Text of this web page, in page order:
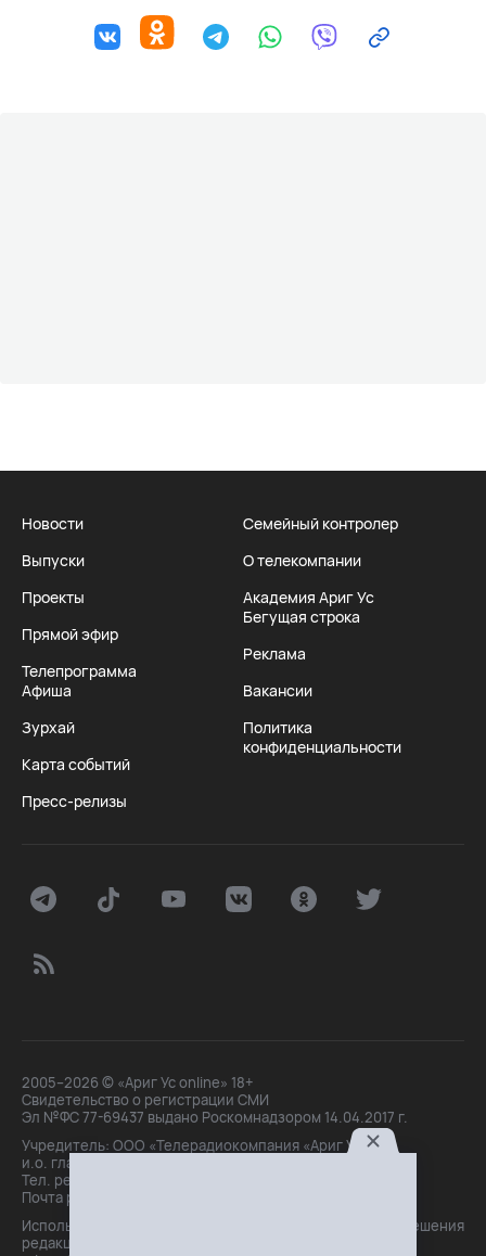
Новости
Выпуски
Проекты
Прямой эфир
Телепрограмма
Афиша
Зурхай
Карта событий
Пресс-релизы
Семейный контролер
О телекомпании
Академия Ариг Ус
Бегущая строка
Реклама
Вакансии
Политика
конфиденциальности
2005–2026 © «Ариг Ус online» 18+
Свидетельство о регистрации СМИ
Эл №ФС 77-69437 выдано Роскомнадзором 14.04.2017 г.
Учредитель: ООО «Телерадиокомпания «Ариг Ус»,
и.о. главного редактора: Маханова О.Б.
Тел. peдakции: +7(3012)21-30-14,
Почта peдakции: editor@arigus.tv
Использование материалов только с письменного разрешения
редакции. При цитировании прямая активная ссылка на